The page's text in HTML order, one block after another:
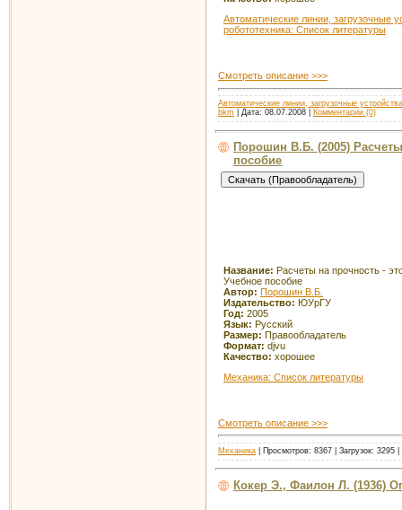
Автоматические линии, загрузочные
робототехника: Список литературы
Смотреть описание >>>
Автоматические линии, загрузочные
bkm | Дата: 08.07.2008 Комментарии (0)
Порошин В.Б. (2005)
пособие
Название: Расчеты на прочность -
Учебное пособие
Автор: Порошин В.Б.
Издательство: ЮУрГУ
Год: 2005
Язык: Русский
Размер: Правообладатель
Формат: djvu
Качество: хорошее
Механика: Список литературы
Смотреть описание >>>
Механика | Просмотров: 8367 | Загрузок: 3295
Кокер Э., Фаилон Л. (1936)